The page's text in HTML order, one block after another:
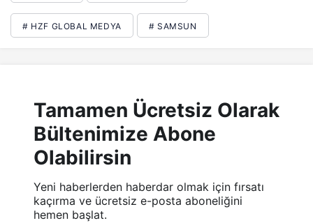
# HZF GLOBAL MEDYA # SAMSUN
Tamamen Ücretsiz Olarak
Bültenimize Abone
Olabilirsin
Yeni haberlerden haberdar olmak için fırsatı
kaçırma ve ücretsiz e-posta aboneliğini
hemen başlat.